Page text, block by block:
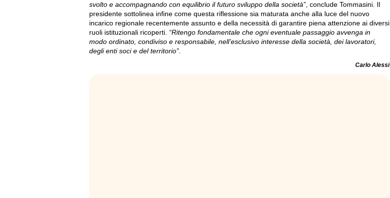
svolto e accompagnando con equilibrio il futuro sviluppo della società” , conclude Tommasini. Il
presidente sottolinea infine come questa riflessione sia maturata anche alla luce del nuovo
incarico regionale recentemente assunto e della necessità di garantire piena attenzione ai diversi
ruoli istituzionali ricoperti. “Ritengo fondamentale che ogni eventuale passaggio avvenga in
modo ordinato, condiviso e responsabile, nell’esclusivo interesse della società, dei lavoratori,
degli enti soci e del territorio”
Carlo Alessi